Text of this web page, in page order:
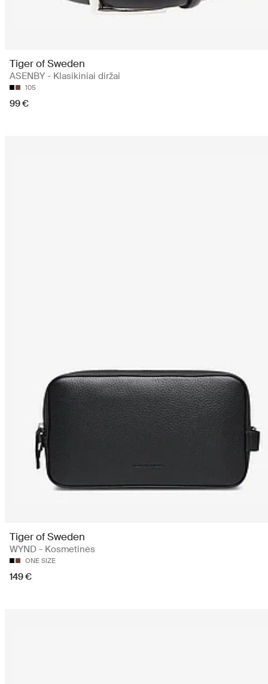
Tiger of Sweden
ASENBY - Klasikiniai diržai
105
99 €
Tiger of Sweden
WYND - Kosmetinės
ONE SIZE
149 €